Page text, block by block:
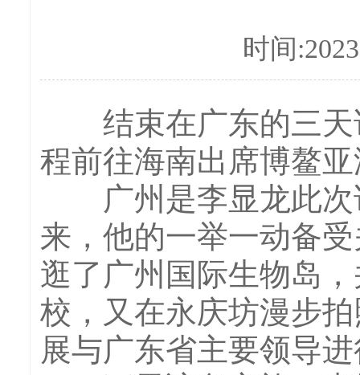
时间
结束在广东的三天
程前往海南出席博鳌
广州是李显龙此次
来，他的一举一动备
逛了广州国际生物岛
校，又在永庆坊漫步
展与广东省主要领导